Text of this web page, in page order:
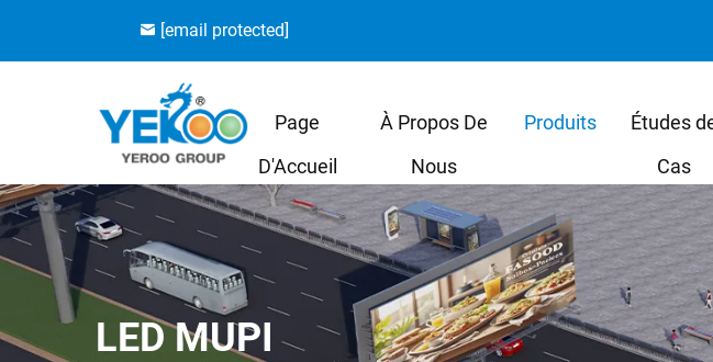
[email protected]
Page
D'Accueil
À Propos De
Nous
Produits
Études
Cas
LED MUPI